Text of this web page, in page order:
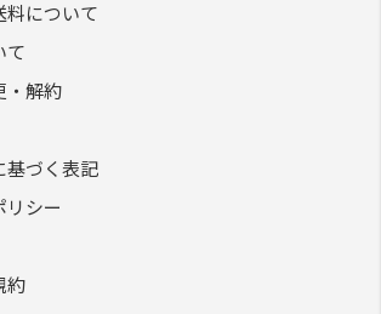
料について
て
・解約
基づく表記
リシー
約